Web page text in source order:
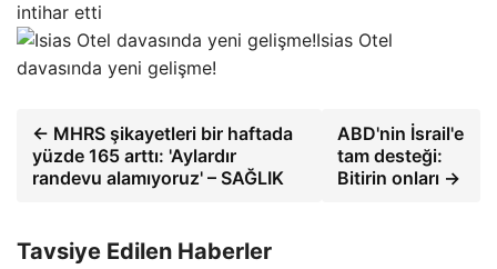
intihar etti
Isias Otel
davasında yeni gelişme!
← MHRS şikayetleri bir haftada
yüzde 165 arttı: 'Aylardır
randevu alamıyoruz' – SAĞLIK
ABD'nin İsrail'e
tam desteği:
Bitirin onları →
Tavsiye Edilen Haberler